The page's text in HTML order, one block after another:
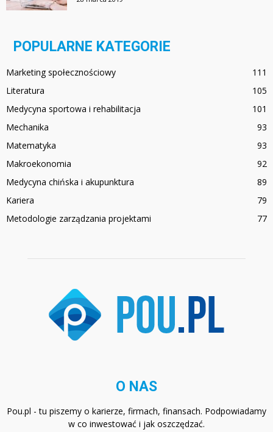
POPULARNE KATEGORIE
Marketing społecznościowy
111
Literatura
105
Medycyna sportowa i rehabilitacja
101
Mechanika
93
Matematyka
93
Makroekonomia
92
Medycyna chińska i akupunktura
89
Kariera
79
Metodologie zarządzania projektami
77
O NAS
Pou.pl - tu piszemy o karierze, firmach, finansach. Podpowiadamy
w co inwestować i jak oszczędzać.